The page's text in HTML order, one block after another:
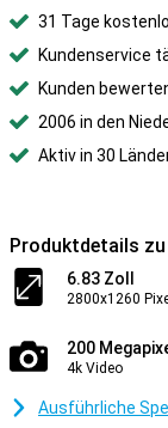
31 Tage
Kundenservice
Kunden
2006 in den
Aktiv in 30
Produktdetails zu
6.83 Zoll
2800x1260
200
4k Video
Ausführliche